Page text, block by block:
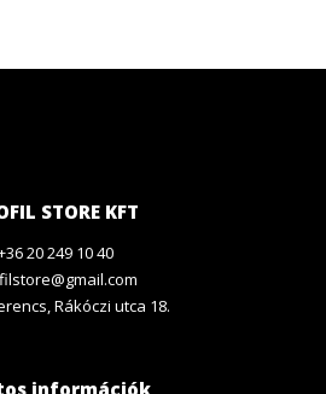
STORE KFT
20 249 10 40
Rákóczi utca 18.